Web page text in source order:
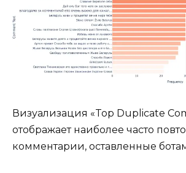
Визуализация «Top Duplicate
отображает наиболее часто
комментарии, оставленные